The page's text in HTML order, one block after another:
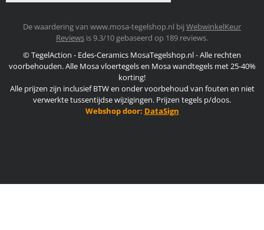
De waardering van www.mosa-tegelshop.nl bij WebwinkelKeur
Reviews is 9.3/10 gebaseerd op 189 reviews.
© TegelAction - Edes-Ceramics MosaTegelshop.nl - Alle rechten
voorbehouden. Alle Mosa vloertegels en Mosa wandtegels met 25-40%
korting!
Alle prijzen zijn inclusief BTW en onder voorbehoud van fouten en niet
verwerkte tussentijdse wijzigingen. Prijzen tegels p/doos.
Webshop door: DataSign